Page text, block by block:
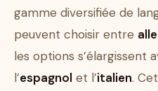
gamme diversifiée de
peuvent choisir entre
les options s’élargissent
l’espagnol et l’italien.